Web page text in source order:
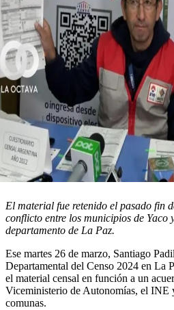
El material fue retenido el pasado fin
conflicto entre los municipios de Yaco
departamento de La Paz.
Ese martes 26 de marzo, Santiago
Departamental del Censo 2024 en La
el material censal en función a un
Viceministerio de Autonomías, el INE
comunas.